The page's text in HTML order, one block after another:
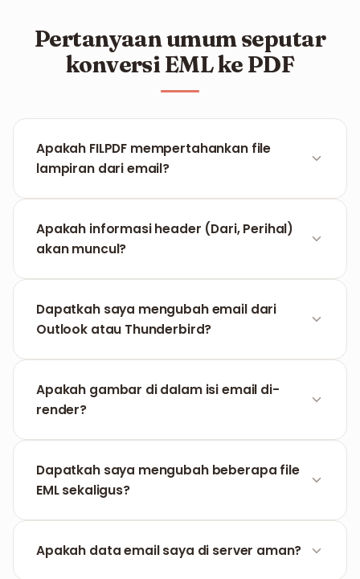
Pertanyaan umum seputar
konversi EML ke PDF
Apakah FILPDF mempertahankan file
lampiran dari email?
internal email. Lampiran yang berdiri sendiri harus
diunduh secara terpisah.
Apakah informasi header (Dari, Perihal)
akan muncul?
merinci Pengirim, Penerima, Tanggal, dan Perihal
email secara jelas.
Dapatkah saya mengubah email dari
Outlook atau Thunderbird?
diekspor dari Outlook, Thunderbird, atau Apple
Mail sepenuhnya kompatibel.
Apakah gambar di dalam isi email di-
render?
tersemat untuk mempertahankan desain visual
asli pesan.
Dapatkah saya mengubah beberapa file
EML sekaligus?
dan sistem akan memproses setiap email secara
Apakah data email saya di server aman?